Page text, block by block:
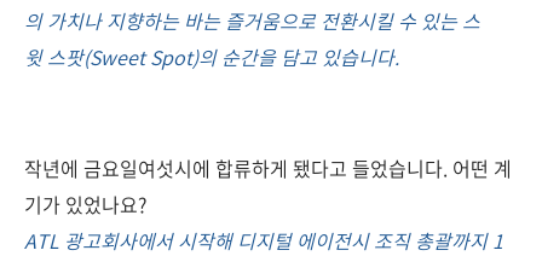
의 가치나 지향하는 바는 즐거움으로 전환시킬 수 있는 스
윗 스팟(Sweet Spot)의 순간을 담고 있습니다.
작년에 금요일여섯시에 합류하게 됐다고 들었습니다. 어떤 계
기가 있었나요?
ATL 광고회사에서 시작해 디지털 에이전시 조직 총괄까지 1